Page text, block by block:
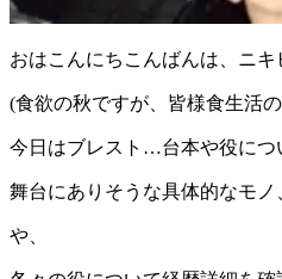
おはこんにちこんばんは、ニキ
(食欲の秋ですが、皆様食生活
今日はブレスト…台本や役につ
舞台にありそうな具体的なモ
や、